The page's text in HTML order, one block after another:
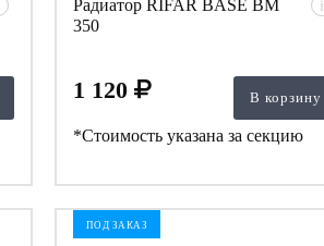
Радиатор RIFAR BASE BM
350
i
1 120 В корзину
*Стоимость указана за секцию
ПОД ЗАКАЗ